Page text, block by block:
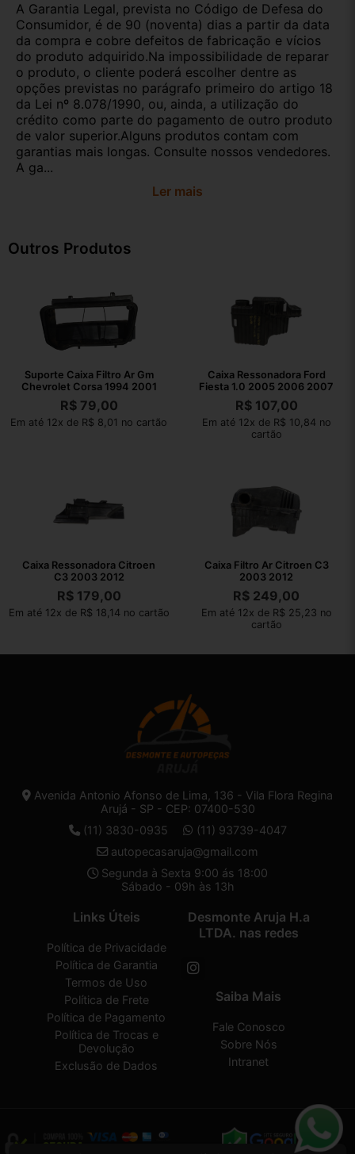
A Garantia Legal, prevista no Código de Defesa do
Consumidor, é de 90 (noventa) dias a partir da data
da compra e cobre defeitos de fabricação e vícios
do produto adquirido.Na impossibilidade de reparar
o produto, o cliente poderá escolher dentre as
opções previstas no parágrafo primeiro do artigo 18
da Lei nº 8.078/1990, ou, ainda, a utilização do
crédito como parte do pagamento de outro produto
de valor superior.Alguns produtos contam com
garantias mais longas. Consulte nossos vendedores.
A ga...
Ler mais
Outros Produtos
Suporte Caixa Filtro Ar Gm
Chevrolet Corsa 1994 2001
R$79,00
Em até 12x de R$ 8,01 no cartão
Caixa Ressonadora Ford
Fiesta 1.0 2005 2006 2007
R$107,00
Em até 12x de R$ 10,84 no
cartão
Caixa Ressonadora Citroen
C3 2003 2012
R$179,00
Em até 12x de R$ 18,14 no cartão
Caixa Filtro Ar Citroen C3
2003 2012
R$ 249,00
Em até 12x de R$ 25,23 no
cartão
Avenida Antonio Afonso de Lima, 136 - Vila Flora Regina
Arujá - SP - CEP: 07400-530
(11) 3830-0935
(11) 93739-4047
autopecasaruja@gmail.com
Segunda à Sexta 9:00 ás 18:00
Sábado - 09h às 13h
Links Úteis
Política de Privacidade
Política de Garantia
Termos de Uso
Política de Frete
Política de Pagamento
Política de Trocas e
Devolução
Exclusão de Dados
Desmonte Aruja H.a
LTDA. nas redes
Saiba Mais
Fale Conosco
Sobre Nós
Intranet